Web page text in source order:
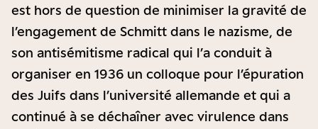
est hors de question de minimiser la gravité de
l’engagement de Schmitt dans le nazisme, de
son antisémitisme radical qui l’a conduit à
organiser en 1936 un colloque pour l’épuration
des Juifs dans l’université allemande et qui a
continué à se déchaîner avec virulence dans